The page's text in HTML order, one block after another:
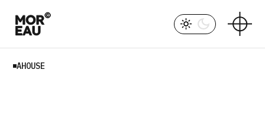
content
AHOUSE